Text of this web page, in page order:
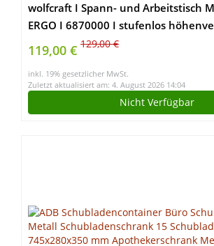
wolfcraft I Spann- und Arbeitstisch
ERGO I 6870000 I stufenlos
zusätzliches Einlegebrett um
erweitern I mobil einsetzbar
119,00 € 129,00 €
inkl. 19% gesetzlicher MwSt.
Zuletzt aktualisiert am: 4. August 2026 14:04
Nicht Verfügbar